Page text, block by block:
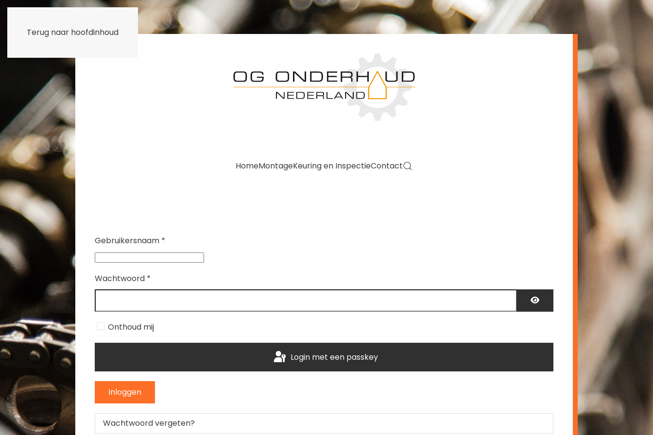
Terug naar hoofdinhoud
HomeMontageKeuring en InspectieContact
Gebruikersnaam *
Wachtwoord *
Toon wachtwoord
Onthoud mij
Login met een passkey
Inloggen
Wachtwoord vergeten?